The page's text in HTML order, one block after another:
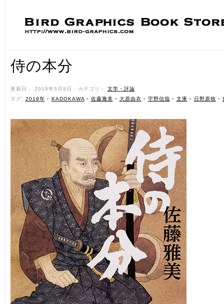
侍の本分
更新日： 2019年5月9日 ˑ カテゴリ： 文学・評論 ˑ
タグ: 2019年 • KADOKAWA • 佐藤雅美 • 大原由衣 • 宇野信哉 • 文庫 • 日野原牧 •